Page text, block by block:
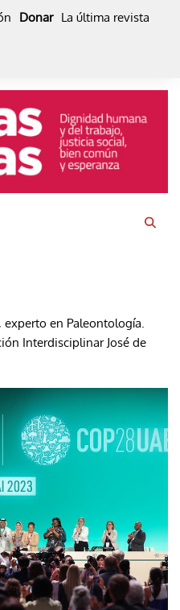
Donar La última revista
experto en Paleontología.
Interdisciplinar José de